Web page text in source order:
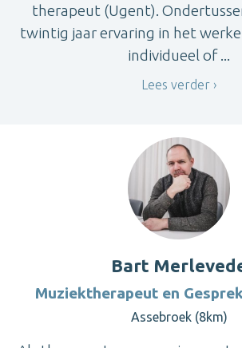
therapeut (Ugent).
twintig jaar ervaring in het
individueel of ...
Lees verder
Bart
Muziektherapeut en
Assebroek (8km)